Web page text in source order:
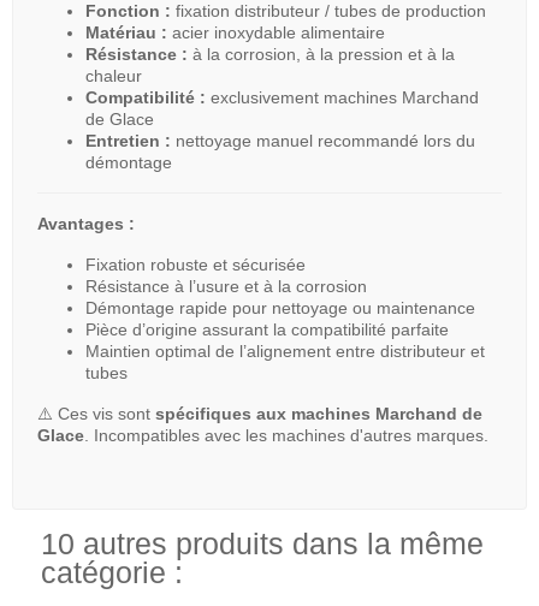
Fonction : fixation distributeur / tubes de production
Matériau : acier inoxydable alimentaire
Résistance : à la corrosion, à la pression et à la
chaleur
Compatibilité : exclusivement machines Marchand
de Glace
Entretien : nettoyage manuel recommandé lors du
démontage
Avantages :
Fixation robuste et sécurisée
Résistance à l’usure et à la corrosion
Démontage rapide pour nettoyage ou maintenance
Pièce d’origine assurant la compatibilité parfaite
Maintien optimal de l’alignement entre distributeur et
tubes
⚠️ Ces vis sont spécifiques aux machines Marchand de
Glace. Incompatibles avec les machines d'autres marques.
10 autres produits dans la même
catégorie :